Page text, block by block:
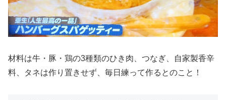
材料は牛・豚・鶏の3種類のひき肉、つなぎ、自家製香辛
料、タネは作り置きせず、毎日練って作るとのこと！